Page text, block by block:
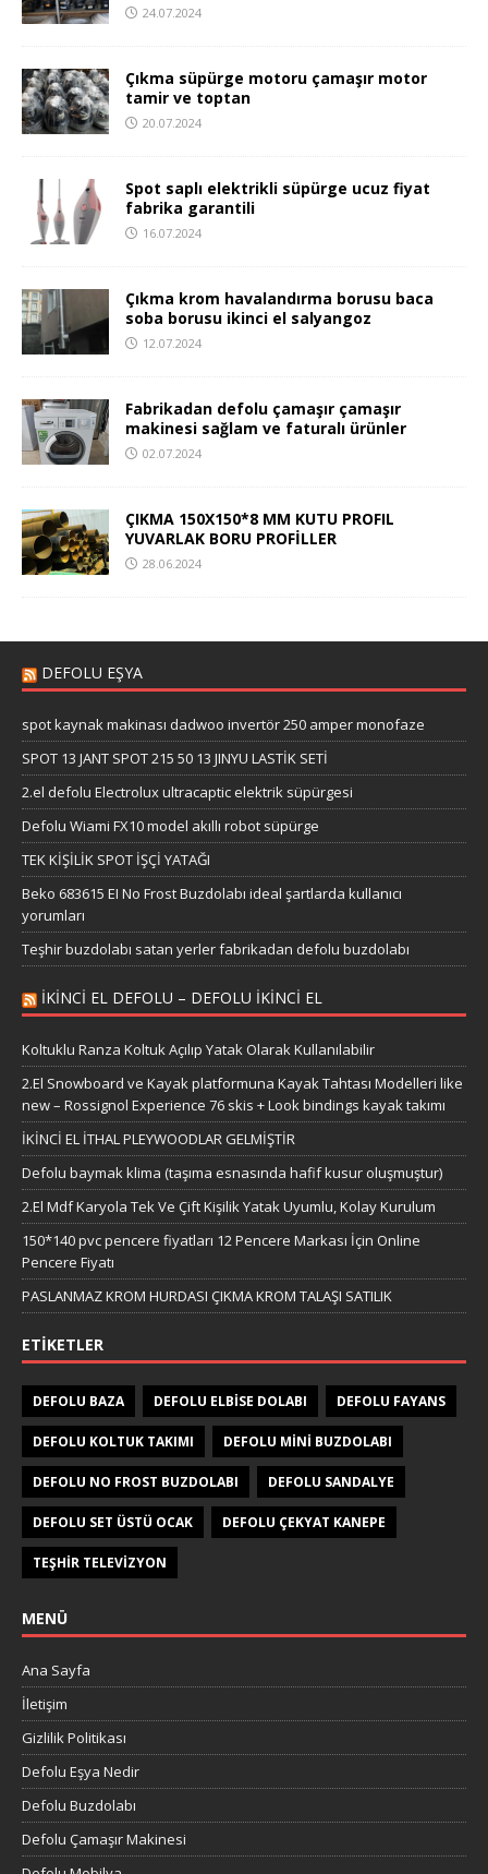
24.07.2024
Çıkma süpürge motoru çamaşır motor
tamir ve toptan
20.07.2024
Spot saplı elektrikli süpürge ucuz fiyat
fabrika garantili
16.07.2024
Çıkma krom havalandırma borusu baca
soba borusu ikinci el salyangoz
12.07.2024
Fabrikadan defolu çamaşır çamaşır
makinesi sağlam ve faturalı ürünler
02.07.2024
ÇIKMA 150X150*8 MM KUTU PROFIL
YUVARLAK BORU PROFİLLER
28.06.2024
DEFOLU EŞYA
spot kaynak makinası dadwoo invertör 250 amper monofaze
SPOT 13 JANT SPOT 215 50 13 JINYU LASTİK SETİ
2.el defolu Electrolux ultracaptic elektrik süpürgesi
Defolu Wiami FX10 model akıllı robot süpürge
TEK KİŞİLİK SPOT İŞÇİ YATAĞI
Beko 683615 EI No Frost Buzdolabı ideal şartlarda kullanıcı
yorumları
Teşhir buzdolabı satan yerler fabrikadan defolu buzdolabı
IKINCI EL DEFOLU – DEFOLU IKINCI EL
Koltuklu Ranza Koltuk Açılıp Yatak Olarak Kullanılabilir
2.El Snowboard ve Kayak platformuna Kayak Tahtası Modelleri like
new – Rossignol Experience 76 skis + Look bindings kayak takımı
İKİNCİ EL İTHAL PLEYWOODLAR GELMİŞTİR
Defolu baymak klima (taşıma esnasında hafif kusur oluşmuştur)
2.El Mdf Karyola Tek Ve Çift Kişilik Yatak Uyumlu, Kolay Kurulum
150*140 pvc pencere fiyatları 12 Pencere Markası İçin Online
Pencere Fiyatı
PASLANMAZ KROM HURDASI ÇIKMA KROM TALAŞI SATILIK
ETIKETLER
DEFOLU BAZA DEFOLU ELBISE DOLABI DEFOLU FAYANS
DEFOLU KOLTUK TAKIMI DEFOLU MINI BUZDOLABI
DEFOLU NO FROST BUZDOLABI DEFOLU SANDALYE
DEFOLU SET ÜSTÜ OCAK DEFOLU ÇEKYAT KANEPE
TEŞHIR TELEVIZYON
MENÜ
Ana Sayfa
İletişim
Gizlilik Politikası
Defolu Eşya Nedir
Defolu Buzdolabı
Defolu Çamaşır Makinesi